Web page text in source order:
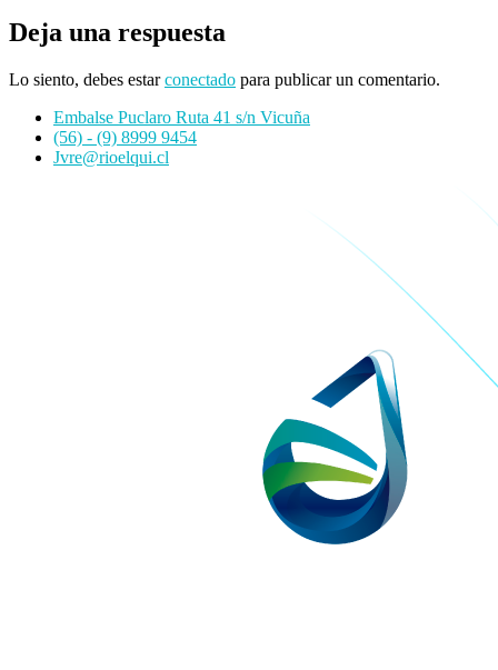
Deja una respuesta
Lo siento, debes estarconectado para publicar un comentario.
Embalse Puclaro Ruta 41 s/n Vicuña
(56) - (9) 8999 9454
Jvre@rioelqui.cl